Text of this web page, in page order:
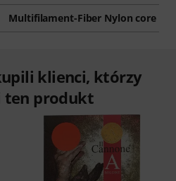
Multifilament-Fiber Nylon core
klienci, którzy
ten produkt